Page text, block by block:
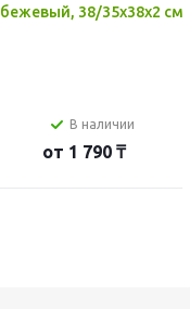
бежевый, 38/35x38x2 см
В наличии
от 1 790 ₸